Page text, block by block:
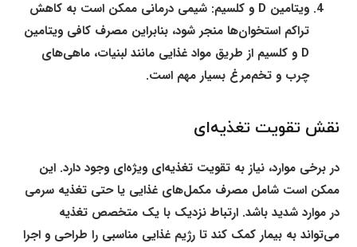
ویتامین D و کلسیم:
شیمی درمانی ممکن است به کاهش
تراکم استخوان‌ها منجر شود، بنابراین مصرف کافی ویتامین
D و کلسیم از طریق مواد غذایی مانند لبنیات، ماهی‌های
چرب و تخم‌مرغ بسیار مهم است.
نقش تقویت تغذیه‌ای
در برخی موارد، نیاز به تقویت تغذیه‌ای ویژه‌ای وجود دارد. این
ممکن است شامل مصرف مکمل‌های غذایی یا حتی تغذیه سرمی
در موارد شدید باشد. ارتباط نزدیک با یک متخصص تغذیه
می‌تواند به بیمار کمک کند تا رژیم غذایی مناسبی را طراحی و اجرا